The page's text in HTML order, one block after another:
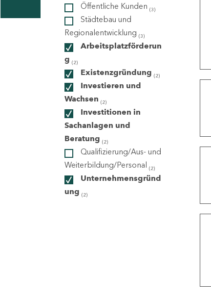
Öffentliche Kunden (3)
Städtebau und
Regionalentwicklung (3)
Arbeitsplatzförderun
g (2)
Existenzgründung (2)
Investieren und
Wachsen (2)
Investitionen in
Sachanlagen und
Beratung (2)
Qualifizierung/Aus- und
Weiterbildung/Personal (2)
Unternehmensgründ
ung (2)